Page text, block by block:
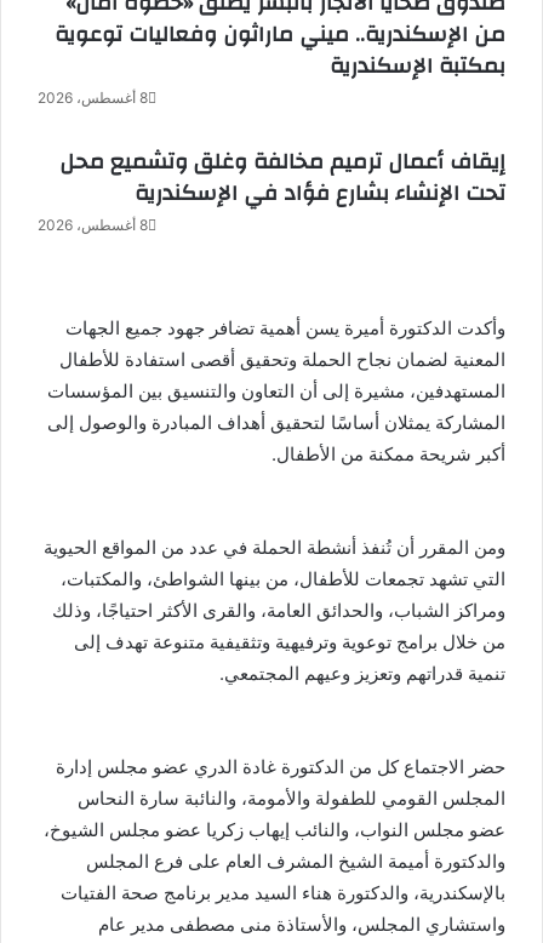
من الإسكندرية.. ميني ماراثون وفعاليات توعوية
بمكتبة الإسكندرية
8 أغسطس، 2026
إيقاف أعمال ترميم مخالفة وغلق وتشميع محل
تحت الإنشاء بشارع فؤاد في الإسكندرية
8 أغسطس، 2026
وأكدت الدكتورة أميرة يسن أهمية تضافر جهود جميع الجهات
المعنية لضمان نجاح الحملة وتحقيق أقصى استفادة للأطفال
المستهدفين، مشيرة إلى أن التعاون والتنسيق بين المؤسسات
المشاركة يمثلان أساسًا لتحقيق أهداف المبادرة والوصول إلى
أكبر شريحة ممكنة من الأطفال.
ومن المقرر أن تُنفذ أنشطة الحملة في عدد من المواقع الحيوية
التي تشهد تجمعات للأطفال، من بينها الشواطئ، والمكتبات،
ومراكز الشباب، والحدائق العامة، والقرى الأكثر احتياجًا، وذلك
من خلال برامج توعوية وترفيهية وتثقيفية متنوعة تهدف إلى
تنمية قدراتهم وتعزيز وعيهم المجتمعي.
حضر الاجتماع كل من الدكتورة غادة الدري عضو مجلس إدارة
المجلس القومي للطفولة والأمومة، والنائبة سارة النحاس
عضو مجلس النواب، والنائب إيهاب زكريا عضو مجلس الشيوخ،
والدكتورة أميمة الشيخ المشرف العام على فرع المجلس
بالإسكندرية، والدكتورة هناء السيد مدير برنامج صحة الفتيات
واستشاري المجلس، والأستاذة منى مصطفى مدير عام